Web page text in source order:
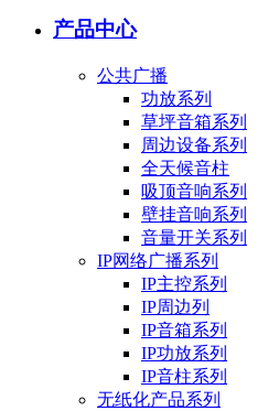
产品中心
公共广播
功放系列
草坪音箱系列
周边设备系列
全天候音柱
吸顶音响系列
壁挂音响系列
音量开关系列
IP网络广播系列
IP主控系列
IP周边列
IP音箱系列
IP功放系列
IP音柱系列
无纸化产品系列